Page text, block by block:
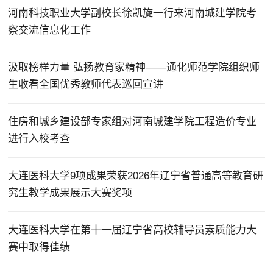
河南科技职业大学副校长徐凯旋一行来河南城建学院考
察交流信息化工作
汲取榜样力量 弘扬教育家精神——通化师范学院组织师
生收看全国优秀教师代表巡回宣讲
住房和城乡建设部专家组对河南城建学院工程造价专业
进行入校考查
大连医科大学9项成果荣获2026年辽宁省普通高等教育研
究生教学成果展示大赛奖项
大连医科大学在第十一届辽宁省高校辅导员素质能力大
赛中取得佳绩